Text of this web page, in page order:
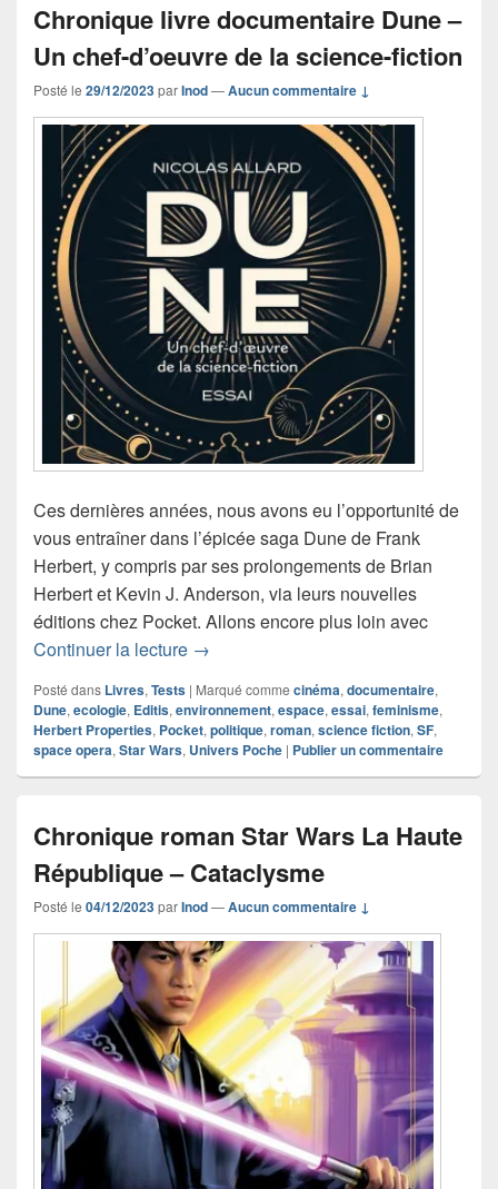
Chronique livre documentaire Dune –
Un chef-d’oeuvre de la science-fiction
Posté le 29/12/2023parInod—Aucun commentaire ↓
Ces dernières années, nous avons eu l’opportunité de
vous entraîner dans l’épicée saga Dune de Frank
Herbert, y compris par ses prolongements de Brian
Herbert et Kevin J. Anderson, via leurs nouvelles
éditions chez Pocket. Allons encore plus loin avec
Continuer la lecture Chronique livre documentaire Dune –
→
Posté dans Livres, Tests | Marqué comme cinéma, documentaire,
Dune, ecologie, Editis, environnement, espace, essai, feminisme,
Herbert Properties, Pocket, politique, roman, science fiction, SF,
space opera, Star Wars, Univers Poche | Publier un commentaire
Chronique roman Star Wars La Haute
République – Cataclysme
Posté le 04/12/2023parInod—Aucun commentaire ↓